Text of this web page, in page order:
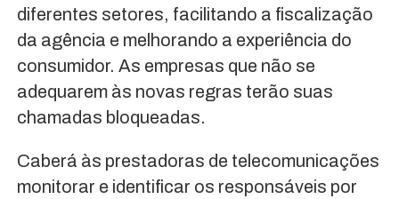
diferentes setores, facilitando a fiscalização
da agência e melhorando a experiência do
consumidor. As empresas que não se
adequarem às novas regras terão suas
chamadas bloqueadas.
Caberá às prestadoras de telecomunicações
monitorar e identificar os responsáveis por